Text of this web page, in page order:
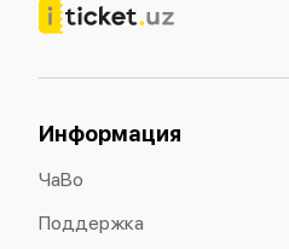
Информация
ЧаВо
Поддержка